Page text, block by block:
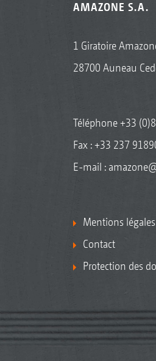
AMAZONE S.A.
1 Giratoire
28700 Auneau
Téléphone+33
Fax : +33 237
E-mail :
Mentions légales
Contact
Protection des